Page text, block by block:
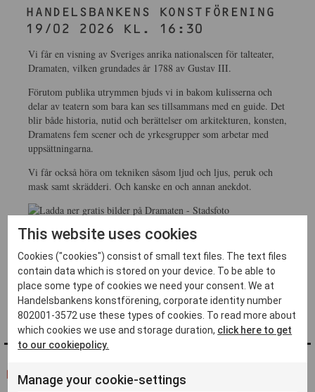
HANDELSBANKENS KONSTFÖRENING
19/02 2026 KL. 16:30
Vi får en visning av Sveriges anrika nationalscen för talteater,
Dramaten, vilken grundades år 1788 av Gustav III.
Förutom publika utrymmen bjuds vi in bakom kulisserna och
delar av teatern som bara kan ses tillsammans med en guide. Det
blir både historia, nutid och berättelser om arkitekturen, konsten,
Dramatens fem scener och de yrkesgrupper som arbetar med
uppsättningarna.
Vi får också höra om tekniken såsom ljud och ljus, peruk och
mask samt skrädderi. Och kanske en och annan anekdot.
Dramatens stora teaterhus stod klar och invigdes 1908.
Byggnaden är döpt efter Thalia – komedins beskyddare enligt
den grekiska mytologin.
Det finns inga platser kvar till detta event.
FLER FRÅN ''
This website uses cookies
Cookies ("cookies") consist of small text files. The text files
contain data which is stored on your device. To be able to
place some type of cookies we need your consent. We at
Handelsbankens konstförening, corporate identity number
802001-3572 use these types of cookies. To read more about
which cookies we use and storage duration, click here to get
to our cookiepolicy.
Manage your cookie-settings